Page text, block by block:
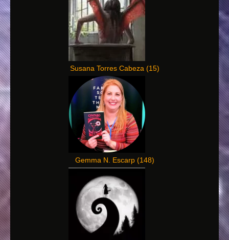
Susana Torres Cabeza (15)
Gemma N. Escarp (148)